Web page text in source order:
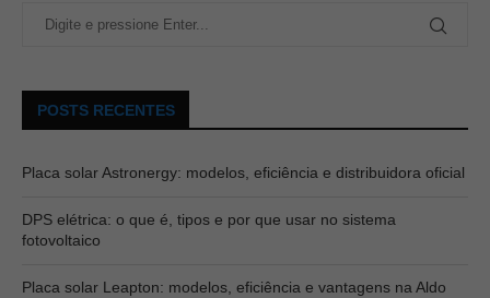
POSTS RECENTES
Placa solar Astronergy: modelos, eficiência e distribuidora oficial
DPS elétrica: o que é, tipos e por que usar no sistema
fotovoltaico
Placa solar Leapton: modelos, eficiência e vantagens na Aldo